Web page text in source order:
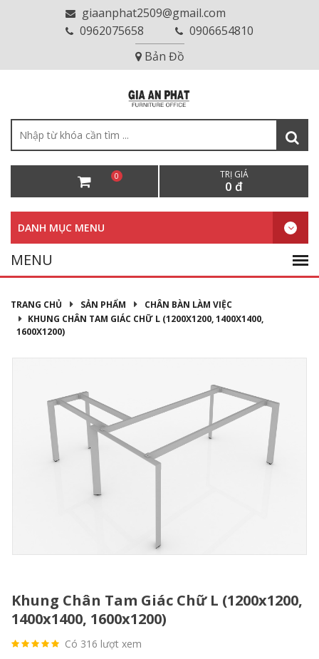
giaanphat2509@gmail.com
0962075658
0906654810
Bản Đồ
0 TRỊ GIÁ
0 đ
DANH MỤC MENU
TRANG CHỦ SẢN PHẨM
CHÂN BÀN LÀM VIỆC
KHUNG CHÂN TAM GIÁC CHỮ L (1200X1200, 1400X1400,
1600X1200)
Khung Chân Tam Giác Chữ L (1200x1200,
1400x1400, 1600x1200)
Có 316 lượt xem